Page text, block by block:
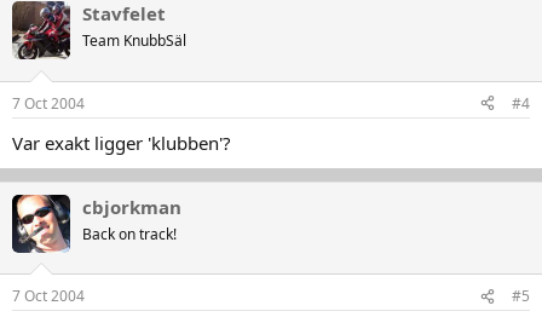
Stavfelet
Team KnubbSäl
7 Oct 2004 #4
Var exakt ligger 'klubben'?
cbjorkman
Back on track!
7 Oct 2004 #5